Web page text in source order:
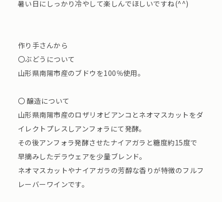
暑い日にしっかり冷やして楽しんでほしいですね(^^)
作り手さんから
〇ぶどうについて
山形県南陽市産のブドウを100％使用。
〇 醸造について
山形県南陽市産のロザリオビアンコとネオマスカットをダ
イレクトプレスしアンフォラにて発酵。
その後アンフォラ発酵させたナイアガラと糖度約15度で
早摘みしたデラウェアを少量ブレンド。
ネオマスカットやナイアガラの芳醇な香りが特徴のフルフ
レーバーワインです。